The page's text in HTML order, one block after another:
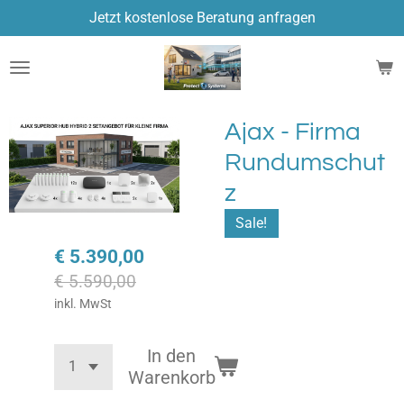
Hauptinhalt
springen
Jetzt kostenlose Beratung anfragen
Ajax - Firma
Rundumschut
z
Sale!
€ 5.390,00
€ 5.590,00
inkl. MwSt
In den
Warenkorb